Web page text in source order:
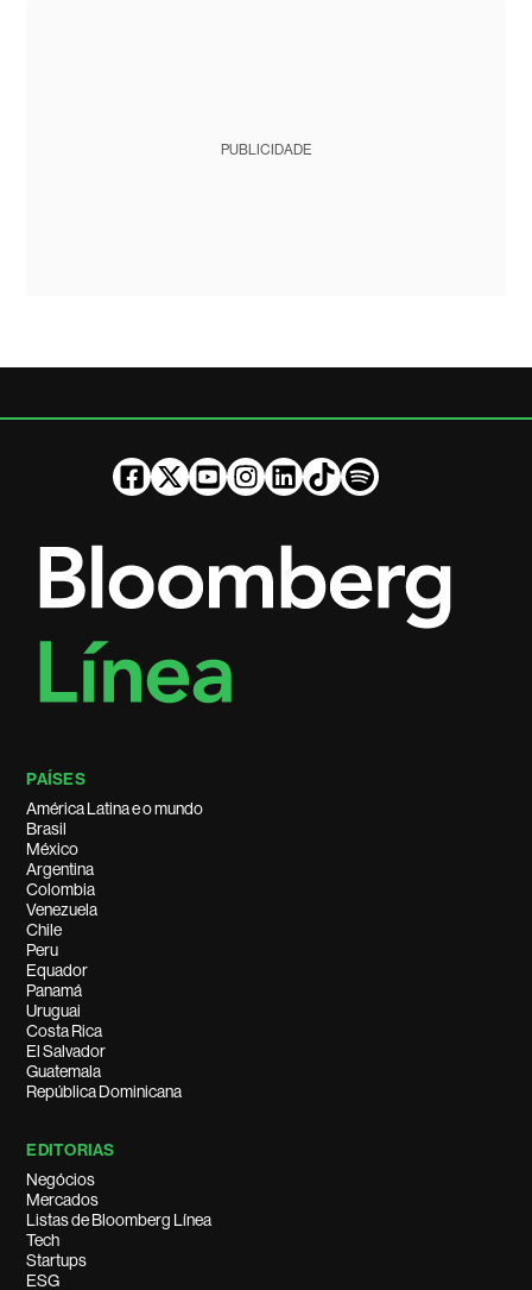
PUBLICIDADE
PAÍSES
América Latina e o mundo
Brasil
México
Argentina
Colombia
Venezuela
Chile
Peru
Equador
Panamá
Uruguai
Costa Rica
El Salvador
Guatemala
República Dominicana
EDITORIAS
Negócios
Mercados
Listas de Bloomberg Línea
Tech
Startups
ESG